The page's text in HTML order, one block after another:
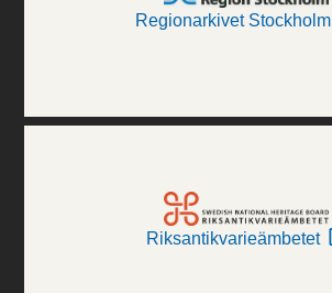
Regionarkivet Stockholm
Riksantikvarieämbetet